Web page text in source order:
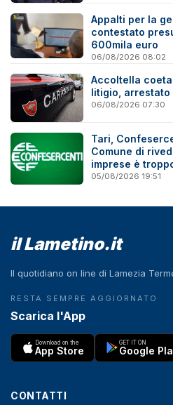
Appalti per la
contestato
600mila euro
06/08/2026 08:02
Accoltella
litigio,
06/08/2026 07:30
Tari,
Comune di
imprese è
05/08/2026 19:51
il Lametino.it
Il quotidiano on line di Lamezia
RESTA SEMPRE AGGIORNATO
Scarica l'App
Download on the
App Store
GET IT ON
Google
CONTATTI